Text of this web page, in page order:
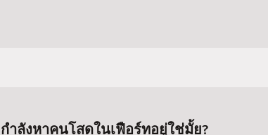
กำลังหาคนโสดในเฟือร์ทอยู่ใช่มั้ย?